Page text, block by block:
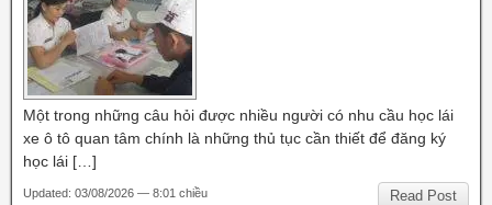
Một trong những câu hỏi được nhiều người có nhu cầu học lái
xe ô tô quan tâm chính là những thủ tục cần thiết để đăng ký
học lái […]
Read Post
Updated: 03/08/2026 — 8:01 chiều